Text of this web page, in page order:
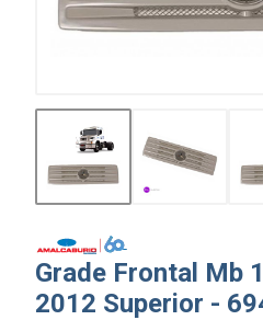
Grade Frontal Mb
2012 Superior -